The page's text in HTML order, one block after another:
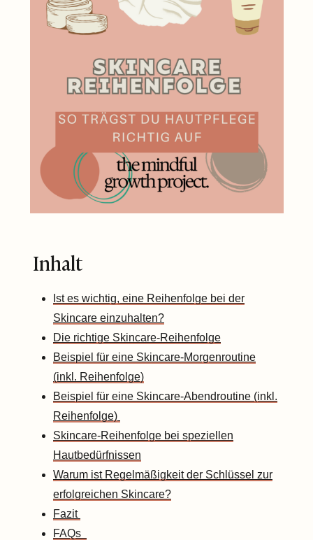
Inhalt
Ist es wichtig, eine Reihenfolge bei der
Skincare einzuhalten?
Die richtige Skincare-Reihenfolge
Beispiel für eine Skincare-Morgenroutine
(inkl. Reihenfolge)
Beispiel für eine Skincare-Abendroutine (inkl.
Reihenfolge)
Skincare-Reihenfolge bei speziellen
Hautbedürfnissen
Warum ist Regelmäßigkeit der Schlüssel zur
erfolgreichen Skincare?
Fazit
FAQs